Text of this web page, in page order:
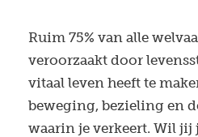
Ruim 75% van alle
veroorzaakt door
vitaal leven heeft te
beweging, bezieling en
waarin je verkeert. Wil jij